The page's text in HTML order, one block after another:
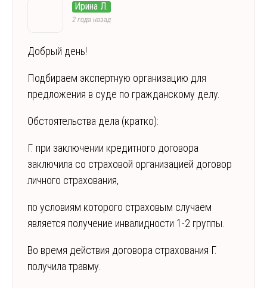
Ирина Л.
2 года назад
Добрый день!
Подбираем экспертную организацию для
предложения в суде по гражданскому делу.
Обстоятельства дела (кратко):
Г. при заключении кредитного договора
заключила со страховой организацией договор
личного страхования,
по условиям которого страховым случаем
является получение инвалидности 1-2 группы.
Во время действия договора страхования Г.
получила травму.